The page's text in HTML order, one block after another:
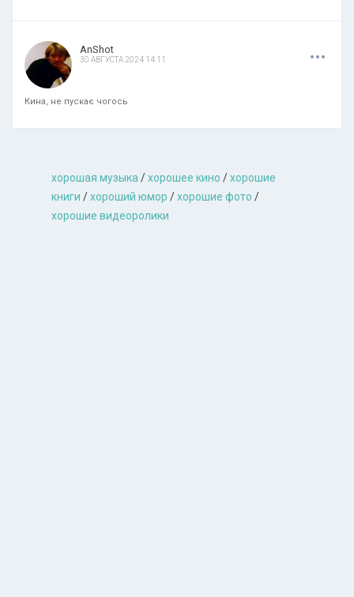
AnShot
30 АВГУСТА 2024 14:11 ...
Кина, не пускає чогось
хорошая музыкa /хорошее кино /хорошие
книги /хороший юмор /хорошие фото /
хорошие видеоролики